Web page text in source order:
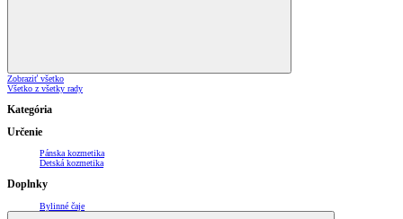
Zobraziť všetko
Všetko z všetky rady
Kategória
Určenie
Pánska kozmetika
Detská kozmetika
Doplnky
Bylinné čaje